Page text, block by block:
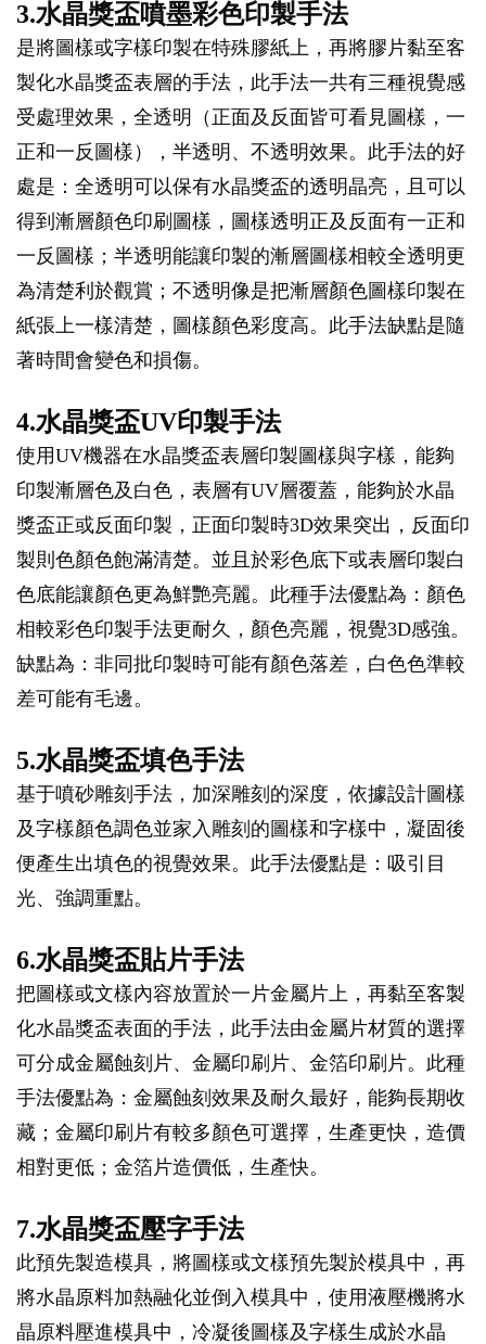
3.水晶獎盃噴墨彩色印製手法
是將圖樣或字樣印製在特殊膠紙上，再將膠片黏至客
製化水晶獎盃表層的手法，此手法一共有三種視覺感
受處理效果，全透明（正面及反面皆可看見圖樣，一
正和一反圖樣），半透明、不透明效果。此手法的好
處是：全透明可以保有水晶獎盃的透明晶亮，且可以
得到漸層顏色印刷圖樣，圖樣透明正及反面有一正和
一反圖樣；半透明能讓印製的漸層圖樣相較全透明更
為清楚利於觀賞；不透明像是把漸層顏色圖樣印製在
紙張上一樣清楚，圖樣顏色彩度高。此手法缺點是隨
著時間會變色和損傷。
4.水晶獎盃UV印製手法
使用UV機器在水晶獎盃表層印製圖樣與字樣，能夠
印製漸層色及白色，表層有UV層覆蓋，能夠於水晶
獎盃正或反面印製，正面印製時3D效果突出，反面印
製則色顏色飽滿清楚。並且於彩色底下或表層印製白
色底能讓顏色更為鮮艷亮麗。此種手法優點為：顏色
相較彩色印製手法更耐久，顏色亮麗，視覺3D感強。
缺點為：非同批印製時可能有顏色落差，白色色準較
差可能有毛邊。
5.水晶獎盃填色手法
基于噴砂雕刻手法，加深雕刻的深度，依據設計圖樣
及字樣顏色調色並家入雕刻的圖樣和字樣中，凝固後
便產生出填色的視覺效果。此手法優點是：吸引目
光、強調重點。
6.水晶獎盃貼片手法
把圖樣或文樣內容放置於一片金屬片上，再黏至客製
化水晶獎盃表面的手法，此手法由金屬片材質的選擇
可分成金屬蝕刻片、金屬印刷片、金箔印刷片。此種
手法優點為：金屬蝕刻效果及耐久最好，能夠長期收
藏；金屬印刷片有較多顏色可選擇，生產更快，造價
相對更低；金箔片造價低，生產快。
7.水晶獎盃壓字手法
此預先製造模具，將圖樣或文樣預先製於模具中，再
將水晶原料加熱融化並倒入模具中，使用液壓機將水
晶原料壓進模具中，冷凝後圖樣及字樣生成於水晶